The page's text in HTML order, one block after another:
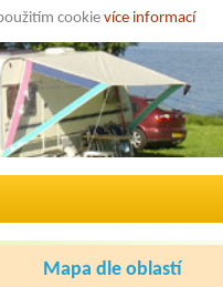
cookie více informací
Mapa dle oblastí